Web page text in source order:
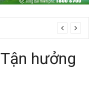
lịch Đà
Lạt
hưởng